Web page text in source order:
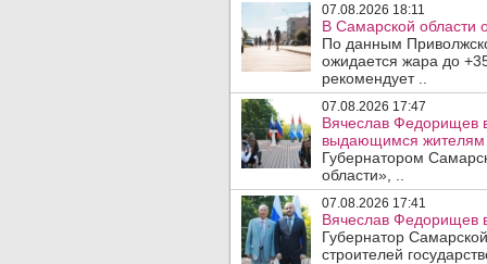
07.08.2026 18:11
В Самарской области
По данным
ожидается жара до
рекомендует ..
07.08.2026 17:47
Вячеслав Федорищев
выдающимся жителям
Губернатором
области», ..
07.08.2026 17:41
Вячеслав Федорищев
Губернатор
строителей